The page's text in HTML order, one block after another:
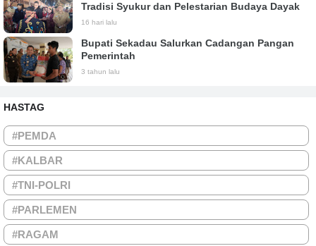
Tradisi Syukur dan Pelestarian Budaya Dayak
16 hari lalu
Bupati Sekadau Salurkan Cadangan Pangan
Pemerintah
3 tahun lalu
HASTAG
#PEMDA
#KALBAR
#TNI-POLRI
#PARLEMEN
#RAGAM